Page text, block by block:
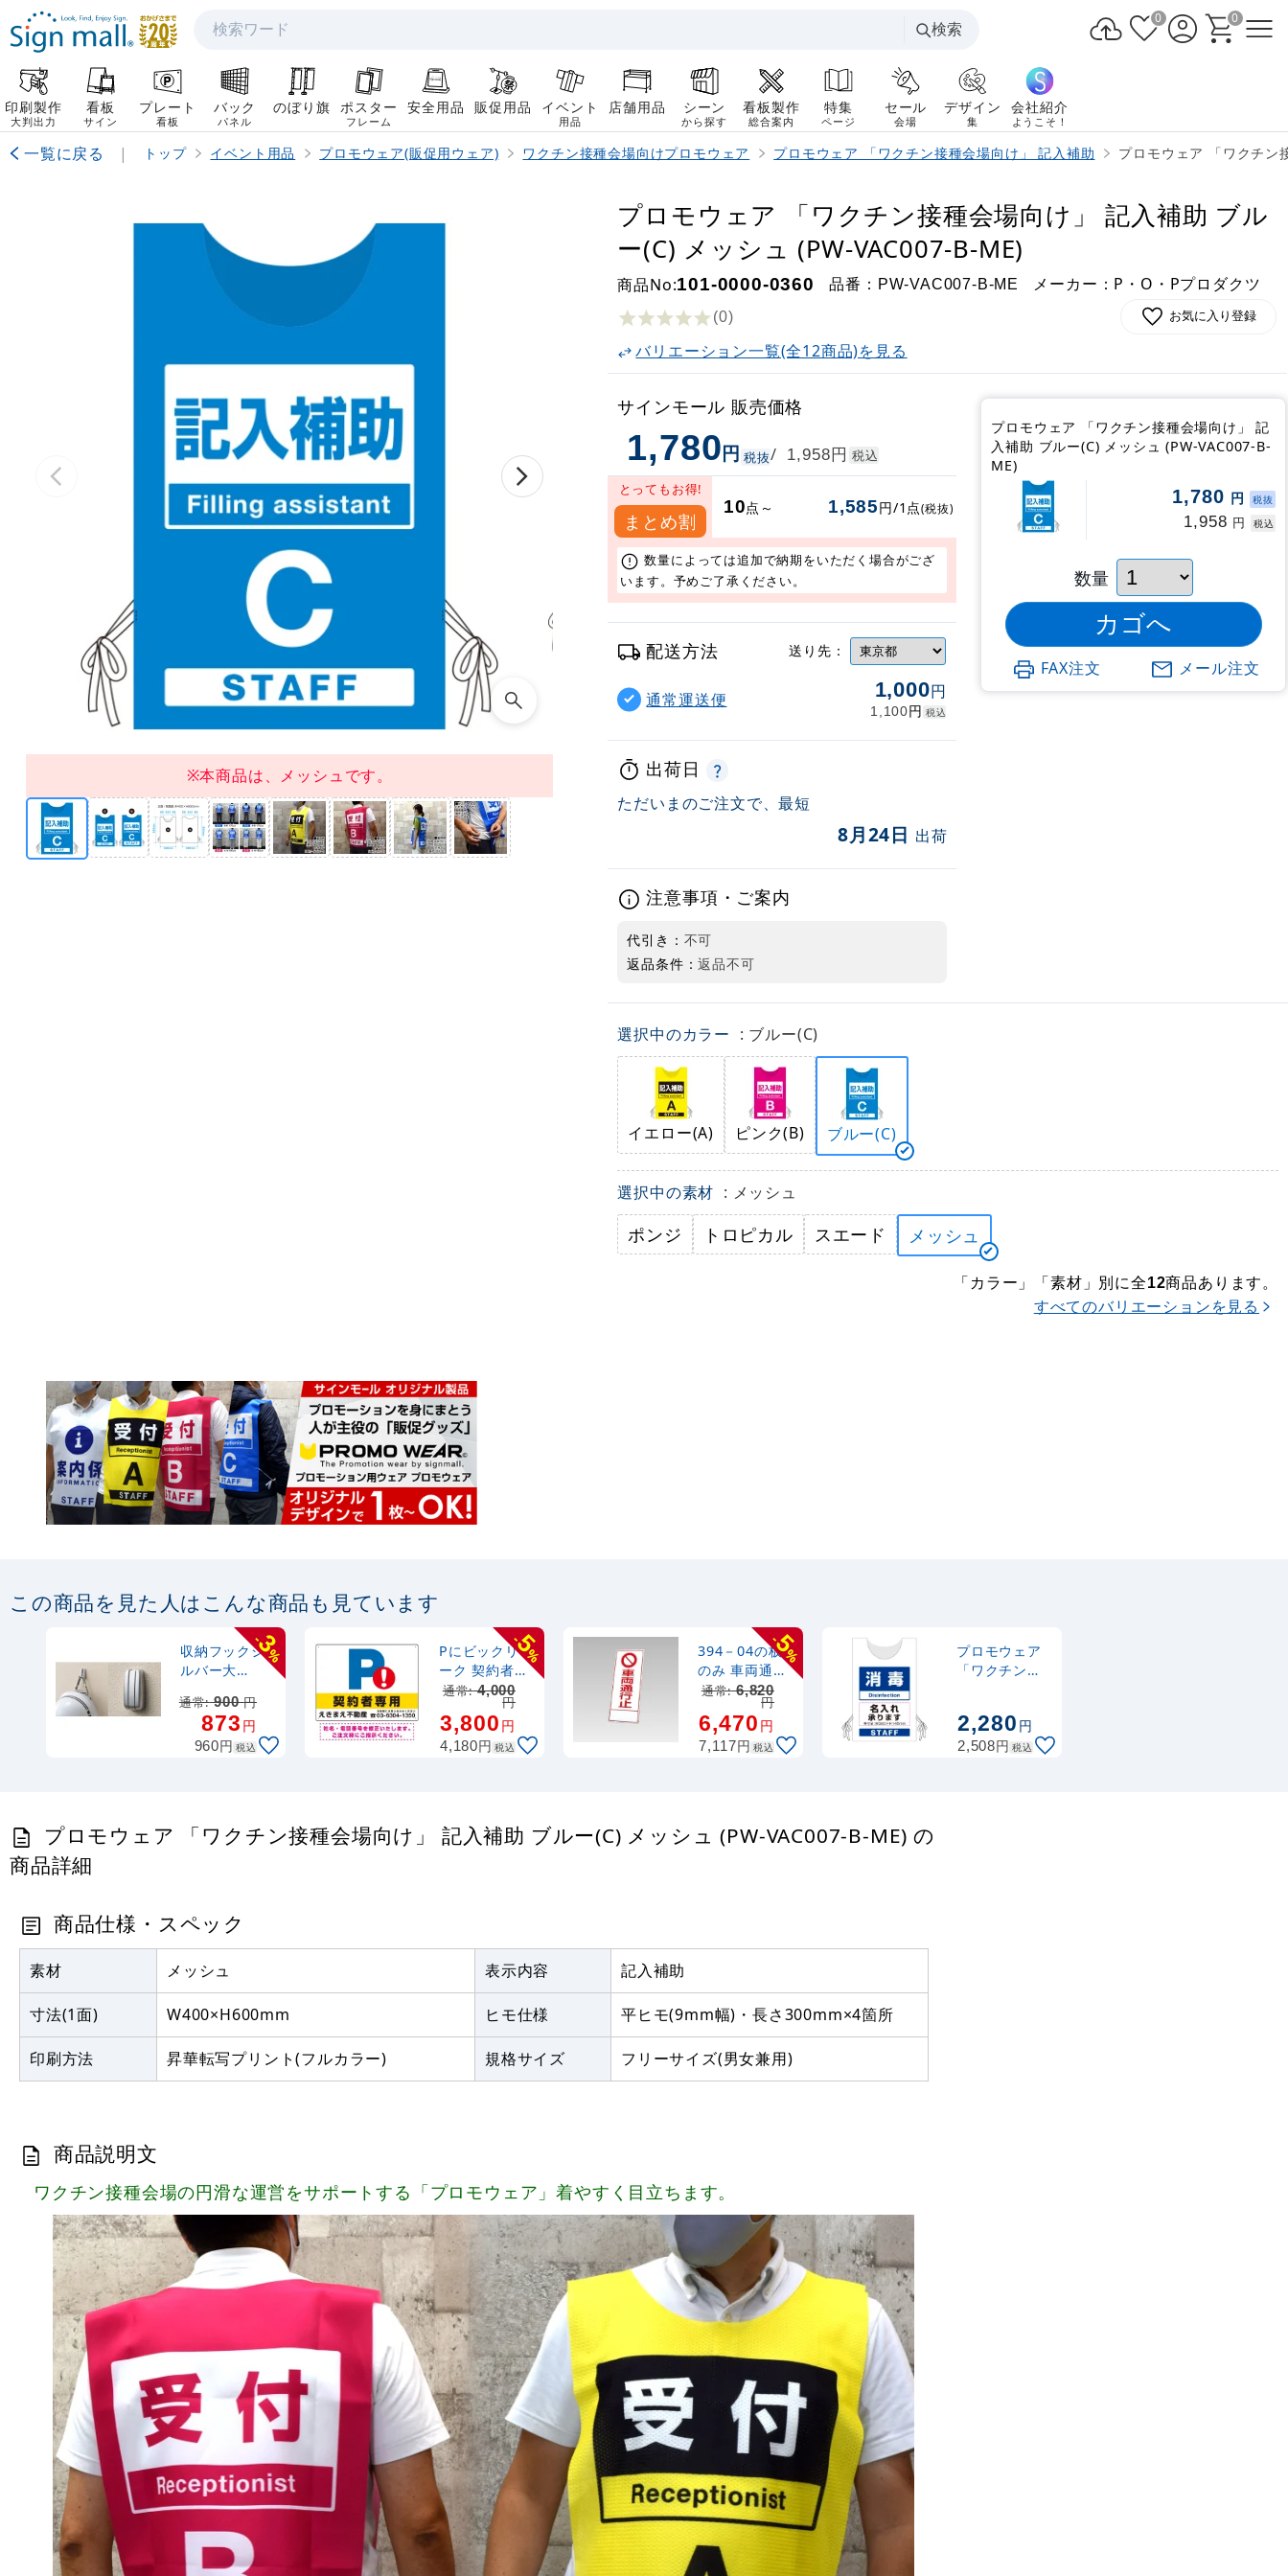
検索
検索
0 0
印刷製作
大判出力
看板
サイン
プレート
看板
バック
パネル
のぼり旗 ポスター
フレーム
安全用品 販促用品 イベント
用品
店舗用品 シーン
から探す
看板製作
総合案内
特集
ページ
セール
会場
デザイン
集
会社紹介
ようこそ！
一覧に戻る | トップ イベント用品 プロモウェア(販促用ウェア) ワクチン接種会場向けプロモウェア プロモウェア 「ワクチン接種会場向け」 記入補助 プロモウェア 「ワクチン
※本商品は、メッシュです。
プロモウェア 「ワクチン接種会場向け」 記入補助 ブル
ー(C) メッシュ (PW-VAC007-B-ME)
商品No:101-0000-0360 品番： PW-VAC007-B-ME メーカー：P・O・Pプロダクツ
(0) お気に入り登録
バリエーション一覧(全12商品)を見る
サインモール 販売価格
1,780円 税抜/ 1,958円 税込
とってもお得!
まとめ割
10点～ 1,585円/1点(税抜)
数量によっては追加で納期をいただく場合がござ
います。予めご了承ください。
配送方法 送り先：
通常運送便 1,000円
1,100円 税込
出荷日
ただいまのご注文で、最短
8月24日 出荷
注意事項・ご案内
代引き： 不可
返品条件：返品不可
プロモウェア 「ワクチン接種会場向け」 記
入補助 ブルー(C) メッシュ (PW-VAC007-B-
ME)
1,780 円 税抜
1,958 円 税込
数量
FAX注文 メール注文
選択中のカラー : ブルー(C)
イエロー(A) ピンク(B) ブルー(C)
選択中の素材 : メッシュ
ポンジ トロピカル スエード メッシュ
「カラー」「素材」別に全12商品あります。
すべてのバリエーションを見る
この商品を見た人はこんな商品も見ています
-
3
%
収納フックシ
ルバー大
通常:900円
873円
960円 税込
-
5
%
Pにビックリマ
ーク 契約者専
用 デザインC
オリジナル プ
レート看板
W600×H450
通常:4,000
円
3,800円
4,180円 税込
-
5
%
394－04の板
のみ 車両通行
止 (394-54)
通常:6,820
円
6,470円
7,117円 税込
プロモウェア
「ワクチン接
毒 メッシュ
(PW-VAC008-
2,280円
2,508円 税込
プロモウェア 「ワクチン接種会場向け」 記入補助 ブルー(C) メッシュ (PW-VAC007-B-ME) の
商品詳細
商品仕様・スペック
素材 メッシュ 表示内容 記入補助
寸法(1面) W400×H600mm ヒモ仕様 平ヒモ(9mm幅)・長さ300mm×4箇所
印刷方法 昇華転写プリント(フルカラー) 規格サイズ フリーサイズ(男女兼用)
商品説明文
ワクチン接種会場の円滑な運営をサポートする「プロモウェア」着やすく目立ちます。